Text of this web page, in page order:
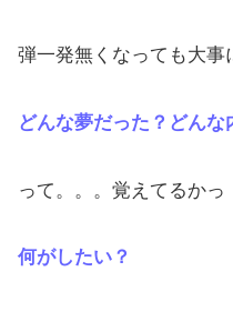
弾一発無くなっても大事
どんな夢だった？どんな
って。。。覚えてるかっ
何がしたい？